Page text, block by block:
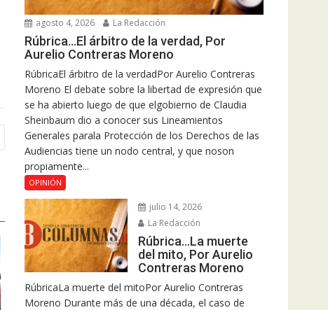
agosto 4, 2026 La Redacción
Rúbrica…El árbitro de la verdad, Por
Aurelio Contreras Moreno
RúbricaEl árbitro de la verdadPor Aurelio Contreras
Moreno El debate sobre la libertad de expresión que
se ha abierto luego de que elgobierno de Claudia
Sheinbaum dio a conocer sus Lineamientos
Generales parala Protección de los Derechos de las
Audiencias tiene un nodo central, y que noson
propiamente...
OPINIÓN
julio 14, 2026
La Redacción
Rúbrica…La muerte
del mito, Por Aurelio
Contreras Moreno
RúbricaLa muerte del mitoPor Aurelio Contreras
Moreno Durante más de una década, el caso de